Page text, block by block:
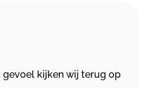
gevoel kijken wij terug op